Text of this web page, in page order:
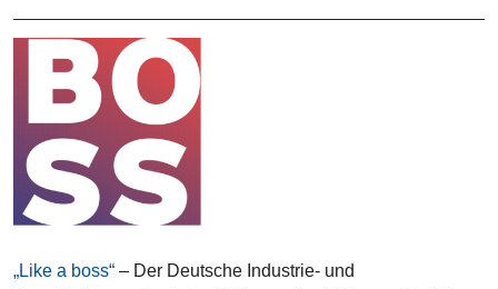
„Like a boss“ – Der Deutsche Industrie- und